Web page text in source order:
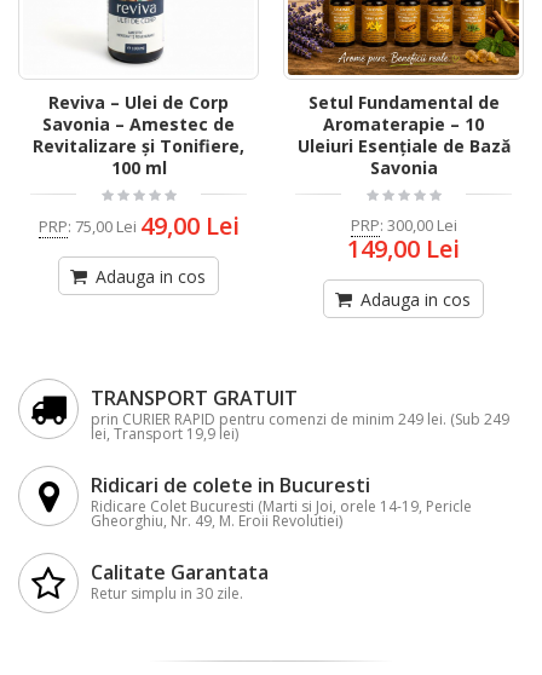
Reviva – Ulei de Corp
Savonia – Amestec de
Revitalizare și Tonifiere,
100 ml
PRP: 75,00 Lei 49,00 Lei
Adauga in cos
Setul Fundamental de
Aromaterapie – 10
Uleiuri Esențiale de Bază
Savonia
PRP: 300,00 Lei
149,00 Lei
Adauga in cos
TRANSPORT GRATUIT
prin CURIER RAPID pentru comenzi de minim 249 lei. (Sub 249
lei, Transport 19,9 lei)
Ridicari de colete in Bucuresti
Ridicare Colet Bucuresti (Marti si Joi, orele 14-19, Pericle
Gheorghiu, Nr. 49, M. Eroii Revolutiei)
Calitate Garantata
Retur simplu in 30 zile.